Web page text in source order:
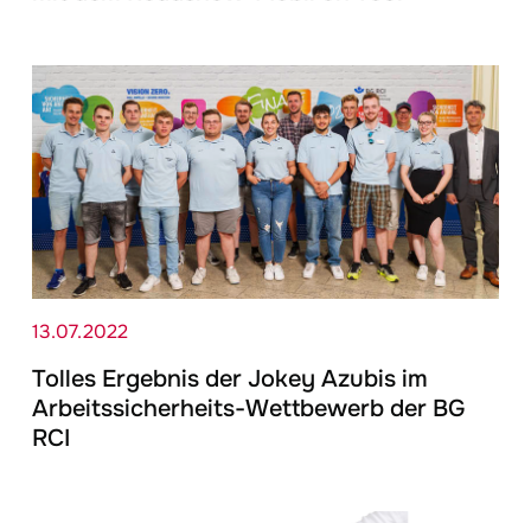
13.07.2022
Tolles Ergebnis der Jokey Azubis im
Arbeitssicherheits-Wettbewerb der BG
RCI